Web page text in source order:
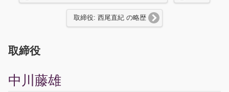
取締役: 西尾直紀 の略歴
取締役
中川藤雄